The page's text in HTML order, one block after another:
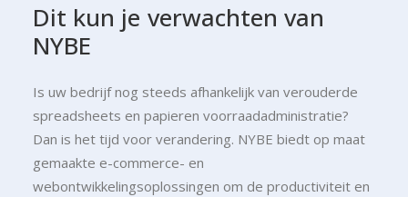
Dit kun je verwachten van
NYBE
Is uw bedrijf nog steeds afhankelijk van verouderde
spreadsheets en papieren voorraadadministratie?
Dan is het tijd voor verandering. NYBE biedt op maat
gemaakte e-commerce- en
webontwikkelingsoplossingen om de productiviteit en